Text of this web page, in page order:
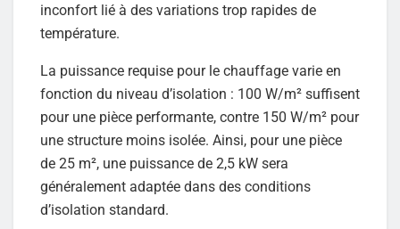
inconfort lié à des variations trop rapides de
température.
La puissance requise pour le chauffage varie en
fonction du niveau d’isolation : 100 W/m² suffisent
pour une pièce performante, contre 150 W/m² pour
une structure moins isolée. Ainsi, pour une pièce
de 25 m², une puissance de 2,5 kW sera
généralement adaptée dans des conditions
d’isolation standard.